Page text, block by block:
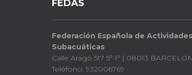
FEDAS
Federación Española de Actividades
Subacuáticas
Calle Aragó 517 5º-1ª | 08013
Teléfono: 932006769